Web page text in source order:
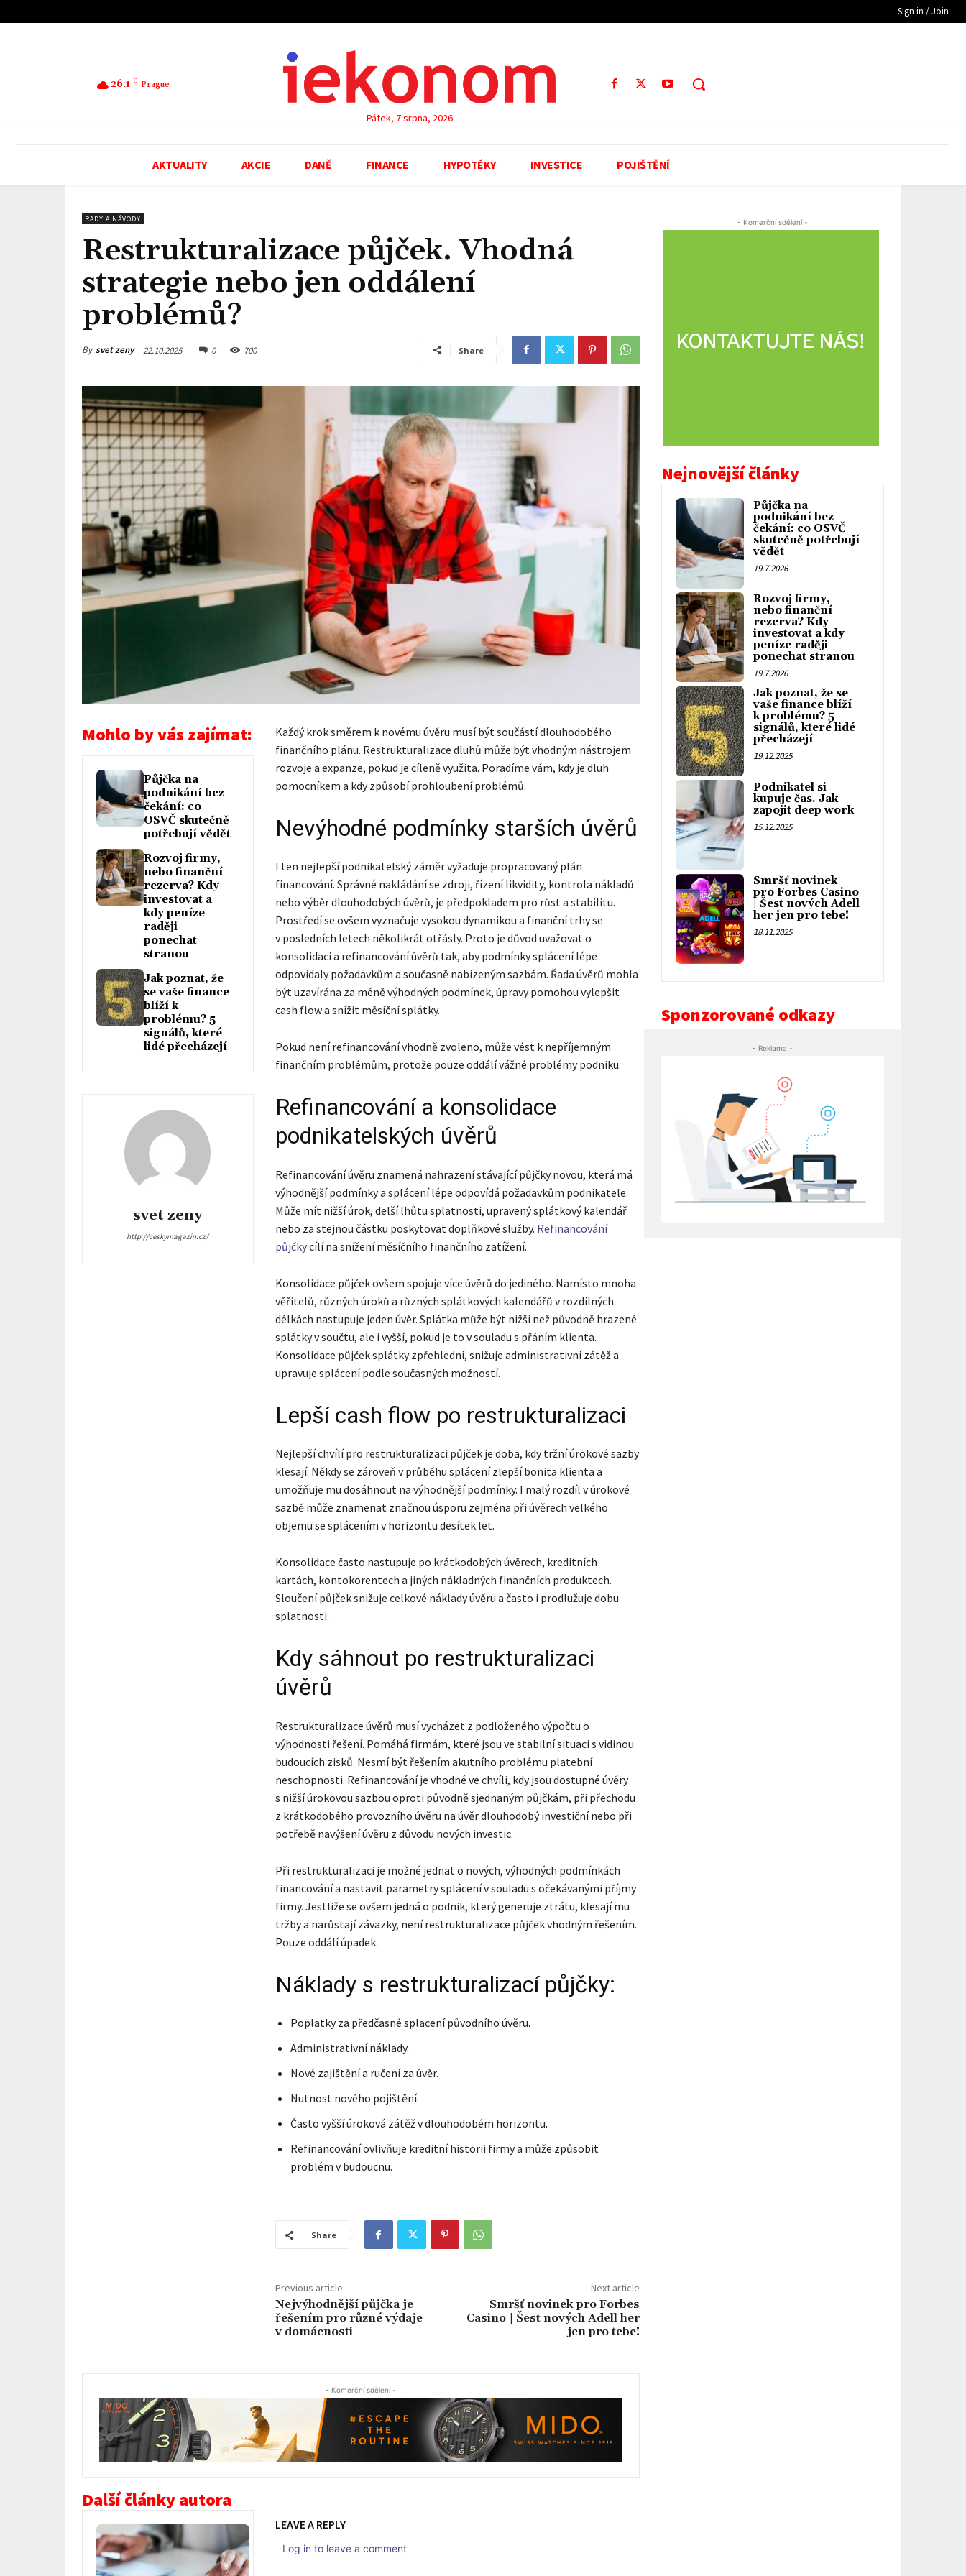
Sign in / Join
26.1 C Prague
Pátek, 7 srpna, 2026
AKTUALITY AKCIE DANĚ FINANCE HYPOTÉKY INVESTICE POJIŠTĚNÍ
RADY A NÁVODY
Restrukturalizace půjček. Vhodná
strategie nebo jen oddálení
problémů?
By svet zeny 22.10.2025 0 700 Share
Mohlo by vás zajímat:
Půjčka na
podnikání bez
čekání: co
OSVČ skutečně
potřebují vědět
Rozvoj firmy,
nebo finanční
rezerva? Kdy
investovat a
kdy peníze
raději
ponechat
stranou
Jak poznat, že
se vaše finance
blíží k
problému? 5
signálů, které
lidé přecházejí
svet zeny
http://ceskymagazin.cz/
Každý krok směrem k novému úvěru musí být součástí dlouhodobého
finančního plánu. Restrukturalizace dluhů může být vhodným nástrojem
rozvoje a expanze, pokud je cíleně využita. Poradíme vám, kdy je dluh
pomocníkem a kdy způsobí prohloubení problémů.
Nevýhodné podmínky starších úvěrů
I ten nejlepší podnikatelský záměr vyžaduje propracovaný plán
financování. Správné nakládání se zdroji, řízení likvidity, kontrola nákladů
nebo výběr dlouhodobých úvěrů, je předpokladem pro růst a stabilitu.
Prostředí se ovšem vyznačuje vysokou dynamikou a finanční trhy se
v posledních letech několikrát otřásly. Proto je důvod uvažovat o
konsolidaci a refinancování úvěrů tak, aby podmínky splácení lépe
odpovídaly požadavkům a současně nabízeným sazbám. Řada úvěrů mohla
být uzavírána za méně výhodných podmínek, úpravy pomohou vylepšit
cash flow a snížit měsíční splátky.
Pokud není refinancování vhodně zvoleno, může vést k nepříjemným
finančním problémům, protože pouze oddálí vážné problémy podniku.
Refinancování a konsolidace
podnikatelských úvěrů
Refinancování úvěru znamená nahrazení stávající půjčky novou, která má
výhodnější podmínky a splácení lépe odpovídá požadavkům podnikatele.
Může mít nižší úrok, delší lhůtu splatnosti, upravený splátkový kalendář
nebo za stejnou částku poskytovat doplňkové služby. Refinancování
půjčkycílí na snížení měsíčního finančního zatížení.
Konsolidace půjček ovšem spojuje více úvěrů do jediného. Namísto mnoha
věřitelů, různých úroků a různých splátkových kalendářů v rozdílných
délkách nastupuje jeden úvěr. Splátka může být nižší než původně hrazené
splátky v součtu, ale i vyšší, pokud je to v souladu s přáním klienta.
Konsolidace půjček splátky zpřehlední, snižuje administrativní zátěž a
upravuje splácení podle současných možností.
Lepší cash flow po restrukturalizaci
Nejlepší chvílí pro restrukturalizaci půjček je doba, kdy tržní úrokové sazby
klesají. Někdy se zároveň v průběhu splácení zlepší bonita klienta a
umožňuje mu dosáhnout na výhodnější podmínky. I malý rozdíl v úrokové
sazbě může znamenat značnou úsporu zejména při úvěrech velkého
objemu se splácením v horizontu desítek let.
Konsolidace často nastupuje po krátkodobých úvěrech, kreditních
kartách, kontokorentech a jiných nákladných finančních produktech.
Sloučení půjček snižuje celkové náklady úvěru a často i prodlužuje dobu
splatnosti.
Kdy sáhnout po restrukturalizaci
úvěrů
Restrukturalizace úvěrů musí vycházet z podloženého výpočtu o
výhodnosti řešení. Pomáhá firmám, které jsou ve stabilní situaci s vidinou
budoucích zisků. Nesmí být řešením akutního problému platební
neschopnosti. Refinancování je vhodné ve chvíli, kdy jsou dostupné úvěry
s nižší úrokovou sazbou oproti původně sjednaným půjčkám, při přechodu
z krátkodobého provozního úvěru na úvěr dlouhodobý investiční nebo při
potřebě navýšení úvěru z důvodu nových investic.
Při restrukturalizaci je možné jednat o nových, výhodných podmínkách
financování a nastavit parametry splácení v souladu s očekávanými příjmy
firmy. Jestliže se ovšem jedná o podnik, který generuje ztrátu, klesají mu
tržby a narůstají závazky, není restrukturalizace půjček vhodným řešením.
Pouze oddálí úpadek.
Náklady s restrukturalizací půjčky:
Poplatky za předčasné splacení původního úvěru.
Administrativní náklady.
Nové zajištění a ručení za úvěr.
Nutnost nového pojištění.
Často vyšší úroková zátěž v dlouhodobém horizontu.
Refinancování ovlivňuje kreditní historii firmy a může způsobit
problém v budoucnu.
Share
Previous article
Nejvýhodnější půjčka je
řešením pro různé výdaje
v domácnosti
Next article
Smršť novinek pro Forbes
Casino | Šest nových Adell her
jen pro tebe!
- Komerční sdělení -
Další články autora
LEAVE A REPLY
Log in to leave a comment
- Komerční sdělení -
Nejnovější články
Půjčka na
podnikání bez
čekání: co OSVČ
skutečně potřebují
vědět
19.7.2026
Rozvoj firmy,
nebo finanční
rezerva? Kdy
investovat a kdy
peníze raději
ponechat stranou
19.7.2026
Jak poznat, že se
vaše finance blíží
k problému? 5
signálů, které lidé
přecházejí
19.12.2025
Podnikatel si
kupuje čas. Jak
zapojit deep work
15.12.2025
Smršť novinek
pro Forbes Casino
| Šest nových Adell
her jen pro tebe!
18.11.2025
Sponzorované odkazy
- Reklama -